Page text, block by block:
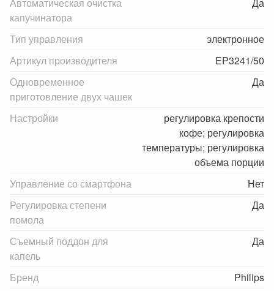
капучинатора
Тип управления
электронное
Артикул производителя
EP3241/50
Одновременное
приготовление двух чашек
Да
Настройки
регулировка крепости
кофе; регулировка
температуры; регулировка
объема порции
Управление со смартфона
Нет
Регулировка степени
помола
Да
Съемный поддон для
капель
Да
Бренд Philips